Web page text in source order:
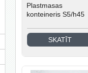
Plastmasas
konteineris S5/h45
SKATĪT